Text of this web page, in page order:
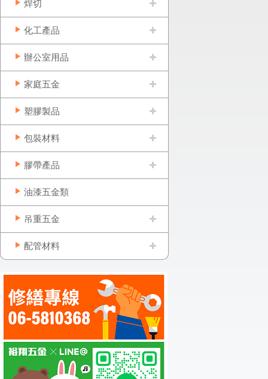
焊切
化工產品
辦公室用品
家庭五金
塑膠製品
包裝材料
膠帶產品
油漆五金類
吊重五金
配管材料